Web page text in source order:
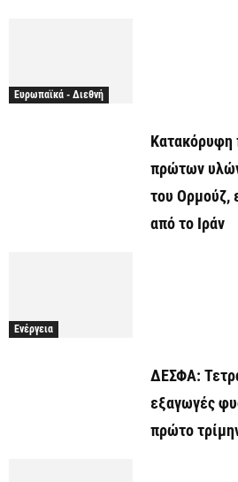
Ευρωπαϊκά - Διεθνή
Κατακόρυφη
πρώτων
του Ορμούζ,
από το Ιράν
Ενέργεια
ΔΕΣΦΑ:
εξαγωγές
πρώτο